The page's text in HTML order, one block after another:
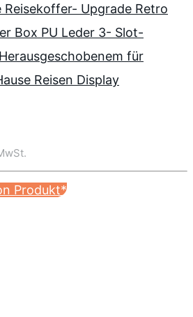
Reisekoffer- Upgrade Retro
Box PU Leder 3- Slot-
für
Reisen Display
Produkt*